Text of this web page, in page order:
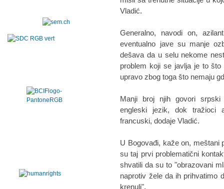
Vladić.
Generalno, navodi on,
eventualno jave su manje
dešava da u selu nekome
problem koji se javlja je to
upravo zbog toga što nemaju
Manji broj njih govori srpski
engleski jezik, dok tražioci
francuski, dodaje Vladić.
U Bogovađi, kaže on, meštani
su taj prvi problematični
shvatili da su to "obrazovani
naprotiv žele da ih prihvatimo
krenuli".